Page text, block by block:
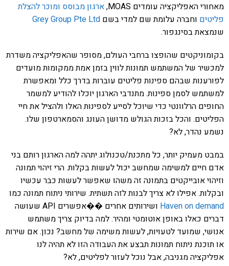
מאחורי האפליקציה עומדים MOAS,
ארגון מבוסס ומוכר להצלת
פליטים וחברה עלומת שם למדי בשם Grey Group Pte Ltd
שנמצאת בסינגפור.
בקומוניקטים שהופצו ברחבי העולם, מסופר שהאפליקציה משדרת
למכשיר של המשתמש תמונות לווין בזמן אמת ממקומות מועדים
לפורענות שבהם ספינות פליטים עוברות בדרך כלל ומאפשרת
למשתמש לסמן ספינות. מתנדבי הארגון יוכלו להודיע למשמר
החופים הרלוונטי כדי שיוכל לסייע לספינות האלו ולהציל את חיי
הפליטים. והכל בזכות הגולש מדושן העונג והסמארטפון שלו.
נשמע נהדר, לא?
במבט מעמיק יותר, כל מתכנת/טכנולוג יתהה למה הארגון רותם בני
אדם חיים למשימה שמחשב יכול לעשות בקלות. הרי זיהוי תמונה
וזיהוי אובייקטים בתמונה זה משהו שאפשר לעשות כבר עכשיו
ובקלות. אפילו לא צריך לבנות לזה תשתית. שירותי ניתוח תמונה כמו
Haven on demand
ושירותים אחרים ��אפשרים API שעושה
דברים כאלו באופן אוטומטי ומהיר. למה בדיוק צריך משתמש
אנושי, שמועד לטעויות, לעשות משימה של מחשב? נכון. אם שירות
או תוכנת ניתוח תמונות תבצע את העבודה הזו לא תהיה לנו
אפליקציה מגניבה, אבל נוכל לעזור לפליטים, לא?